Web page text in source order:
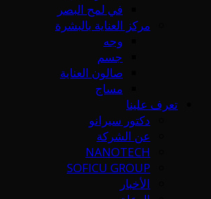
في لمح البصر
مركز العناية بالبشرة
وجه
جسم
صالون العناية
مساج
تعرف علينا
دكتور سيرانو
عن الشركة
NANOTECH
SOFICU GROUP
الأخبار